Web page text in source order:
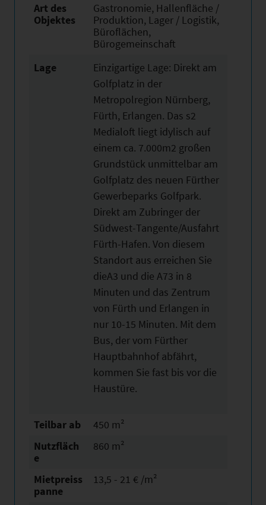
Art des
Objektes
Gastronomie, Hallenfläche /
Produktion, Lager / Logistik,
Büroflächen,
Bürogemeinschaft
Lage
Einzigartige Lage: Direkt am
Golfplatz in der
Metropolregion Nürnberg,
Fürth, Erlangen. Das s2
Medialoft liegt idylisch auf
einem ca. 7.000m2 großen
Grundstück unmittelbar am
Golfplatz des neuen Fürther
Gewerbeparks Golfpark.
Direkt am Zubringer der
Südwest-Tangente/Ausfahrt
Fürth-Hafen. Von diesem
Standort aus erreichen Sie
dieA3 und die A73 in 8
Minuten und das Zentrum
von Fürth und Erlangen in
nur 10-15 Minuten. Mit dem
Bus, der vom Fürther
Hauptbahnhof abfährt,
kommen Sie fast bis vor die
Haustüre.
Teilbar ab
450 m²
Nutzfläch
e
860 m²
Mietpreiss
panne
13,5 - 21 € /m²